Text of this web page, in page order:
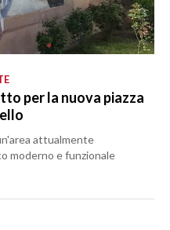
per la nuova piazza
attualmente
moderno e funzionale